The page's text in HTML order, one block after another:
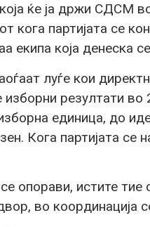
ќе ја држи СДСМ
кога партијата се
екипа која денеска
луѓе кои
изборни резултати
единица, до
Кога партијата се
опорави, истите тие
во координација